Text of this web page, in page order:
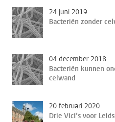
24 juni 2019
Bacteriën zonder
04 december 2018
Bacteriën kunnen
celwand
20 februari 2020
Drie Vici’s voor